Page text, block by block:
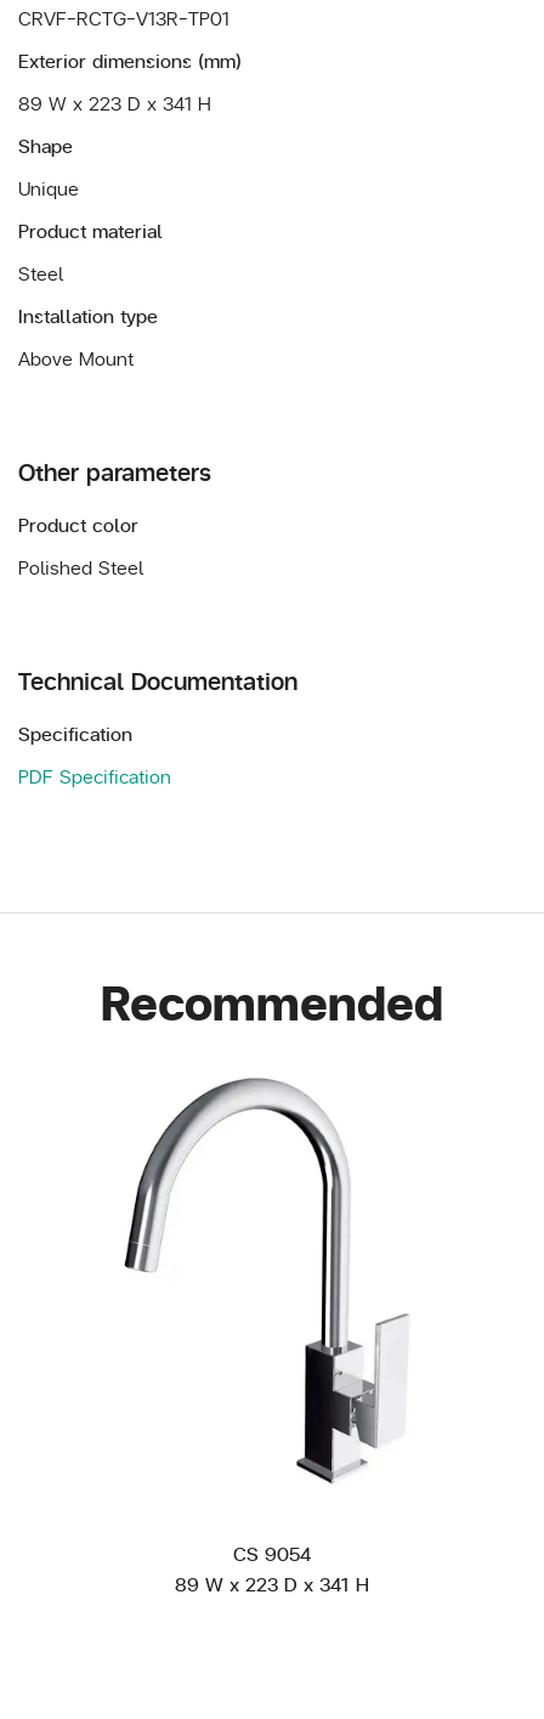
CRVF-RCTG-V13R-TP01
Exterior dimensions (mm)
89 W x 223 D x 341 H
Shape
Unique
Product material
Steel
Installation type
Above Mount
Other parameters
Product color
Polished Steel
Technical Documentation
Specification
PDF Specification
Recommended
CS 9054
89 W x 223 D x 341 H